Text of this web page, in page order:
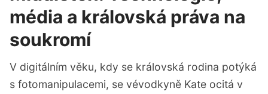
média a královská práva na
soukromí
V digitálním věku, kdy se královská rodina potýká
s fotomanipulacemi, se vévodkyně Kate ocitá v